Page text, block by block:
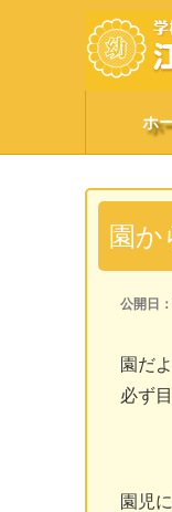
ホ
園か
公開日
園だ
必ず
園児